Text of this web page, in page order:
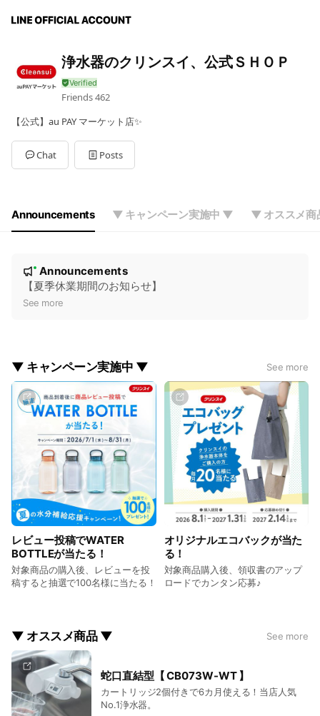
浄水器のクリンスイ、公式ＳＨＯＰ
Friends462
【公式】au PAY マーケット店✨
Chat Posts
Announcements ▼ キャンペーン実施中 ▼ ▼ オススメ
e
New
Announcements
【夏季休業期間のお知らせ】
See more
▼ キャンペーン実施中 ▼ See more
レビュー投稿でWATER
BOTTLEが当たる！
対象商品の購入後、レビューを投
稿すると抽選で100名様に当たる！
オリジナルエコバックが当た
る！
対象商品購入後、領収書のアップ
ロードでカンタン応募♪
▼ オススメ商品 ▼ See more
蛇口直結型【 CB073W-WT 】
カートリッジ2個付きで6カ月使える！当店人気
No.1浄水器。